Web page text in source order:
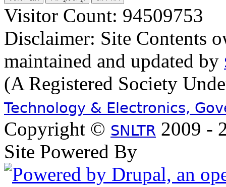
Visitor Count: 94509753
Disclaimer: Site Contents
maintained and updated by
(A Registered Society
Technology & Electronics,
Copyright © SNLTR 2009 -
Site Powered By